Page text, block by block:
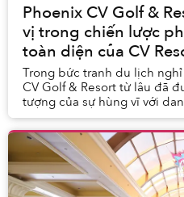
Phoenix CV Golf &
vị trong chiến lược
toàn diện của CV
Trong bức tranh du lịch
CV Golf & Resort từ lâu đã
tượng của sự hùng vĩ với
cạn". Sau hơn hai thập kỷ